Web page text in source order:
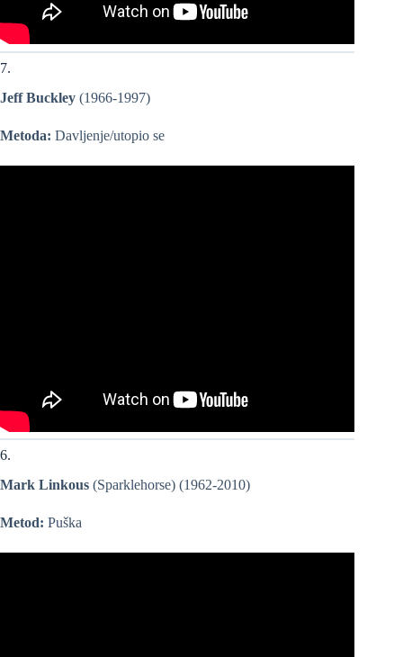
7.
Jeff Buckley (1966-1997)
Metoda: Davljenje/utopio se
6.
Mark Linkous (Sparklehorse) (1962-2010)
Metod: Puška